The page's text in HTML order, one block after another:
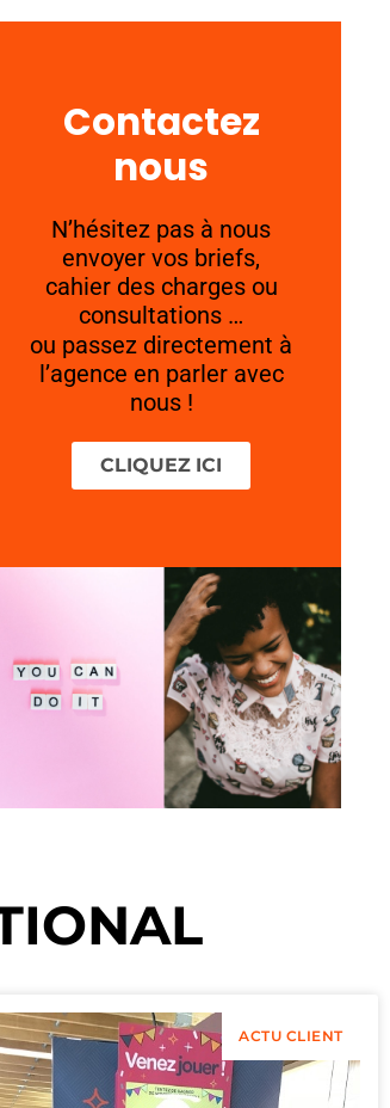
Contactez
nous
N’hésitez pas à nous
envoyer vos briefs,
cahier des charges ou
consultations …
ou passez directement à
l’agence en parler avec
nous !
CLIQUEZ ICI
ACTU CLIENT